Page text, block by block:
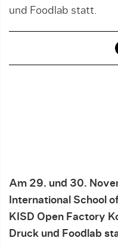
und Foodlab statt.
Am 29. und 30.
International School
KISD Open Factory
Druck und Foodlab